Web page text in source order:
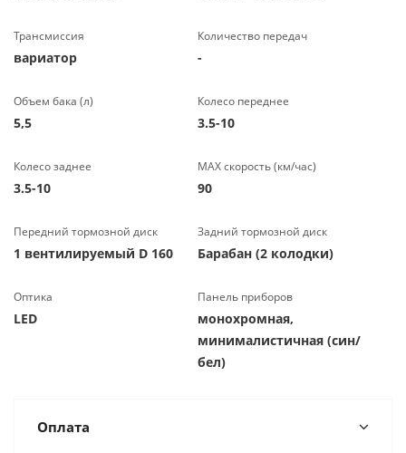
Трансмиссия
вариатор
Количество передач
-
Объем бака (л)
5,5
Колесо переднее
3.5-10
Колесо заднее
3.5-10
МАХ скорость (км/час)
90
Передний тормозной диск
1 вентилируемый D 160
Задний тормозной диск
Барабан (2 колодки)
Оптика
LED
Панель приборов
монохромная,
минималистичная (син/
бел)
Оплата